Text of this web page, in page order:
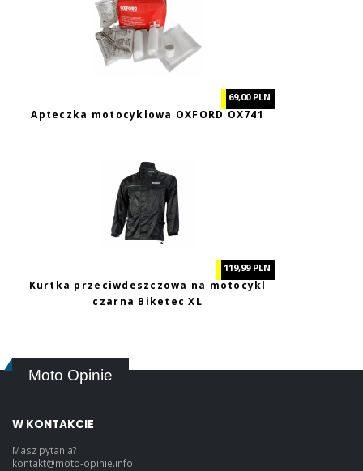
69,00 PLN
Apteczka motocyklowa OXFORD OX741
119,99 PLN
Kurtka przeciwdeszczowa na motocykl
czarna Biketec XL
Moto Opinie
W KONTAKCIE
Masz pytania?
kontakt@moto-opinie.info